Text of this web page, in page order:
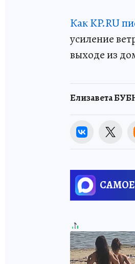
Как KP.RU
усиление
выходе из
Елизавета